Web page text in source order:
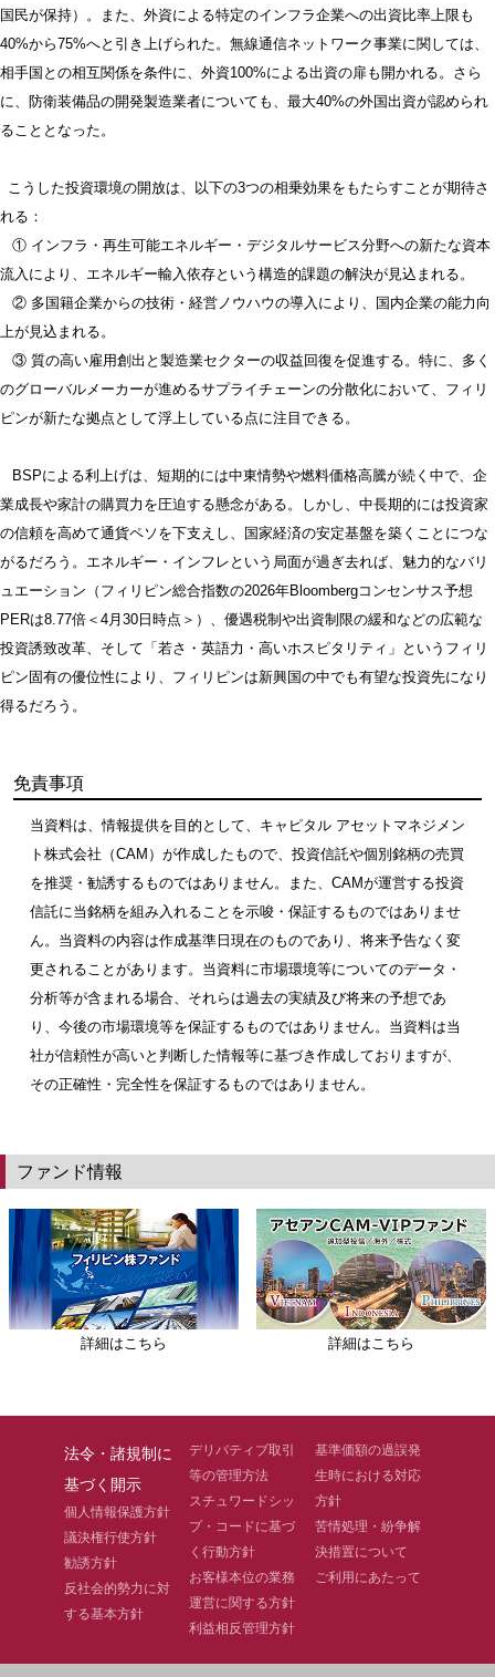
国民が保持）。また、外資による特定のインフラ企業への出資比率上限も
40%から75%へと引き上げられた。無線通信ネットワーク事業に関しては、
相手国との相互関係を条件に、外資100%による出資の扉も開かれる。さら
に、防衛装備品の開発製造業者についても、最大40%の外国出資が認められ
ることとなった。
こうした投資環境の開放は、以下の3つの相乗効果をもたらすことが期待さ
れる：
① インフラ・再生可能エネルギー・デジタルサービス分野への新たな資本
流入により、エネルギー輸入依存という構造的課題の解決が見込まれる。
② 多国籍企業からの技術・経営ノウハウの導入により、国内企業の能力向
上が見込まれる。
③ 質の高い雇用創出と製造業セクターの収益回復を促進する。特に、多く
のグローバルメーカーが進めるサプライチェーンの分散化において、フィリ
ピンが新たな拠点として浮上している点に注目できる。
BSPによる利上げは、短期的には中東情勢や燃料価格高騰が続く中で、企
業成長や家計の購買力を圧迫する懸念がある。しかし、中長期的には投資家
の信頼を高めて通貨ペソを下支えし、国家経済の安定基盤を築くことにつな
がるだろう。エネルギー・インフレという局面が過ぎ去れば、魅力的なバリ
ュエーション（フィリピン総合指数の2026年Bloombergコンセンサス予想
PERは8.77倍＜4月30日時点＞）、優遇税制や出資制限の緩和などの広範な
投資誘致改革、そして「若さ・英語力・高いホスピタリティ」というフィリ
ピン固有の優位性により、フィリピンは新興国の中でも有望な投資先になり
得るだろう。
免責事項
当資料は、情報提供を目的として、キャピタル アセットマネジメン
ト株式会社（CAM）が作成したもので、投資信託や個別銘柄の売買
を推奨・勧誘するものではありません。また、CAMが運営する投資
信託に当銘柄を組み入れることを示唆・保証するものではありませ
ん。当資料の内容は作成基準日現在のものであり、将来予告なく変
更されることがあります。当資料に市場環境等についてのデータ・
分析等が含まれる場合、それらは過去の実績及び将来の予想であ
り、今後の市場環境等を保証するものではありません。当資料は当
社が信頼性が高いと判断した情報等に基づき作成しておりますが、
その正確性・完全性を保証するものではありません。
ファンド情報
詳細はこちら 詳細はこちら
法令・諸規制に
基づく開示
個人情報保護方針
議決権行使方針
勧誘方針
反社会的勢力に対
する基本方針
デリバティブ取引
等の管理方法
スチュワードシッ
プ・コードに基づ
く行動方針
お客様本位の業務
運営に関する方針
利益相反管理方針
基準価額の過誤発
生時における対応
方針
苦情処理・紛争解
決措置について
ご利用にあたって